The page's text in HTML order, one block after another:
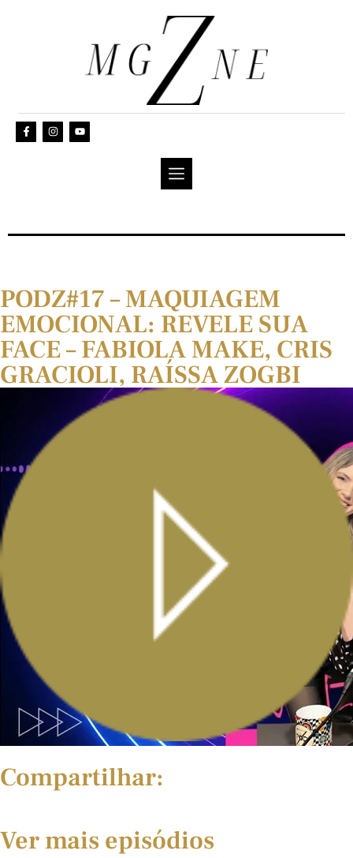
PODZ#17 – MAQUIAGEM
EMOCIONAL: REVELE SUA
FACE – FABIOLA MAKE, CRIS
GRACIOLI, RAÍSSA ZOGBI
Compartilhar:
Ver mais episódios